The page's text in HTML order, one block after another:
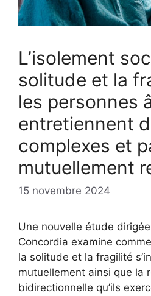
L’isolement
solitude et la
les personnes
entretiennent
complexes et
mutuellement
15 novembre 2024
Une nouvelle étude
Concordia examine
la solitude et la fragilité
mutuellement ainsi que la
bidirectionnelle qu’ils